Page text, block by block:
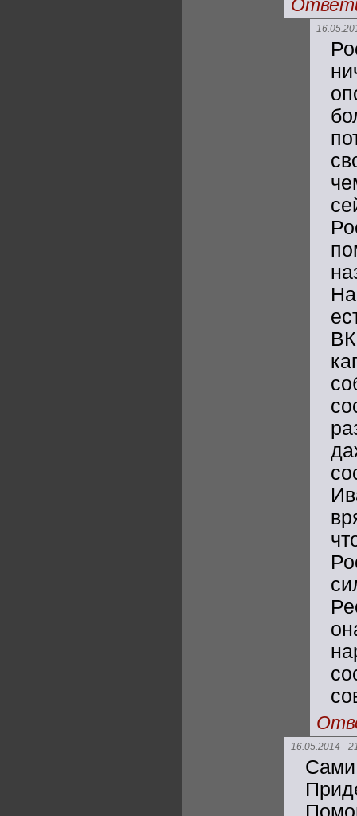
16.05.2014 -